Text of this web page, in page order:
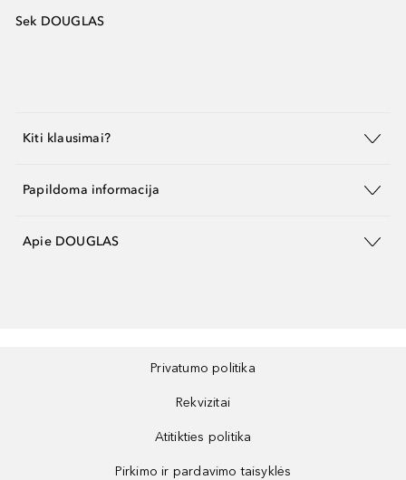
Sek DOUGLAS
Kiti klausimai?
Papildoma informacija
Apie DOUGLAS
Privatumo politika
Rekvizitai
Atitikties politika
Pirkimo ir pardavimo taisyklės